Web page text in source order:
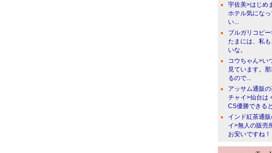
宇佐美>はじめ
ホテル気にな
い...
ブルガリコピー
たまには、私
いな。
コウちゃん>い
見ています。
るので...
アッサム通販
チャイ>仙台は
CS優勝できる
インド紅茶通
イ>無人の販売
お安いですね！